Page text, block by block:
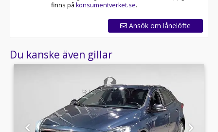
finns på konsumentverket.se.
Ansök om lånelöfte
Du kanske även gillar